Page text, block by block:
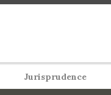
Jurisprudence